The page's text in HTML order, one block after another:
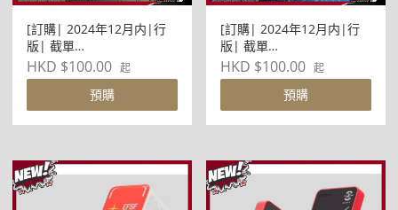
[訂購| 2024年12月内|行
版| 截單
2024/12/24]MOMAX x
BANDAI - 1-World 70W 3-
插口 + AC 旅行充電插座(扎
古-紅)
HKD $100.00 起
預購
[訂購| 2024年12月内|行
版| 截單
2024/12/24]MOMAX x
BANDAI - 1-World 70W 3-
插口 + AC 旅行充電插座(高
達-白)
HKD $100.00 起
預購